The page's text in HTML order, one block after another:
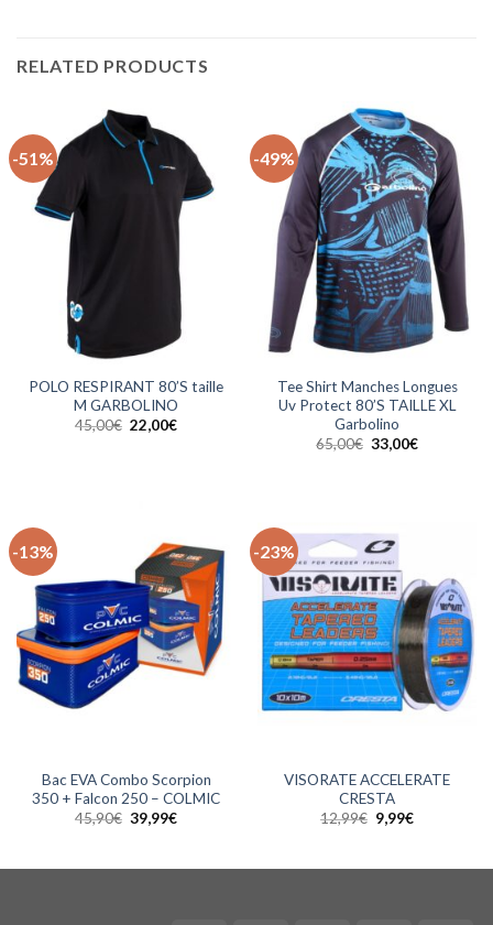
RELATED PRODUCTS
-51%
POLO RESPIRANT 80’S taille
M GARBOLINO
45,00€ Le
prix
22,00€Le
-49%
Tee Shirt Manches Longues
Uv Protect 80’S TAILLE XL
Garbolino
65,00€ Le
prix
33,00€Le
-13%
Bac EVA Combo Scorpion
350 + Falcon 250 – COLMIC
45,90€ Le
prix
45,90€.
39,99€Le
39,99€.
-23%
VISORATE ACCELERATE
CRESTA
12,99€ Le
prix
12,99€.
9,99€Le
9,99€.